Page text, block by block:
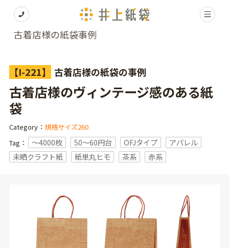
古着店様の紙袋事例
【I-221】 古着店様の紙袋の事例
古着店様のヴィンテージ感のある紙
袋
Category： 規格サイズ260
Tag：
〜4000枚 50～60円台 OFJタイプ
アパレル
未晒クラフト紙
紙単丸ヒモ 茶系 赤系